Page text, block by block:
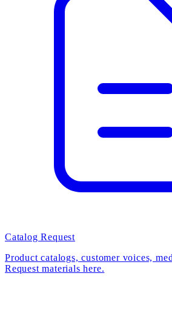
Catalog Request
Product catalogs, customer voices,
Request materials here.